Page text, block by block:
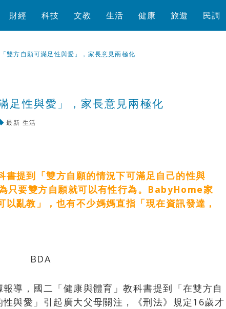
財經 科技 文教 生活 健康 旅遊 民調
雙方自願可滿足性與愛」，家長意見兩極化
足性與愛」，家長意見兩極化
最新 生活
書提到「雙方自願的情況下可滿足自己的性與
只要雙方自願就可以有性行為。BabyHome家
亂教」，也有不少媽媽直指「現在資訊發達，
導，國二「健康與體育」教科書提到「在雙方自
與愛」引起廣大父母關注，《刑法》規定16歲才